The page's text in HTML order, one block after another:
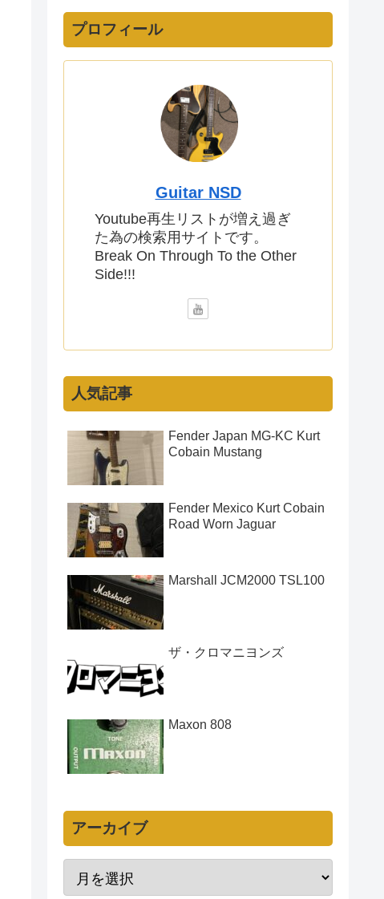
プロフィール
Guitar NSD
Youtube再生リストが増え過ぎ
た為の検索用サイトです。
Break On Through To the Other
Side!!!
人気記事
Fender Japan MG-KC Kurt
Cobain Mustang
Fender Mexico Kurt Cobain
Road Worn Jaguar
Marshall JCM2000 TSL100
ザ・クロマニヨンズ
Maxon 808
アーカイブ